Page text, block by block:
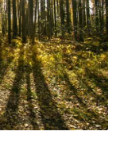
形，要求落實防
場9日共收到「家
隻。葉坤松表示，
，業者未依規繳
條例第43條罰款